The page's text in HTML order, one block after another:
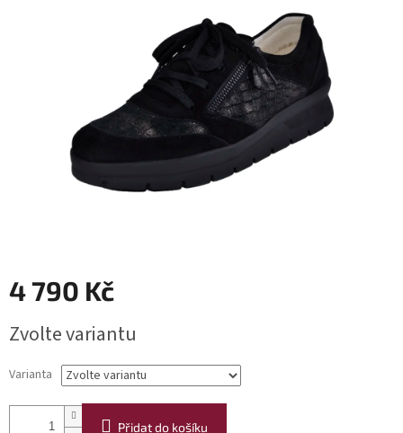
4 790 Kč
cena:
Zvolte variantu
Varianta
Přidat do košíku